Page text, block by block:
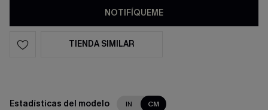
NOTIFÍQUEME
TIENDA SIMILAR
Estadísticas del modelo IN CM